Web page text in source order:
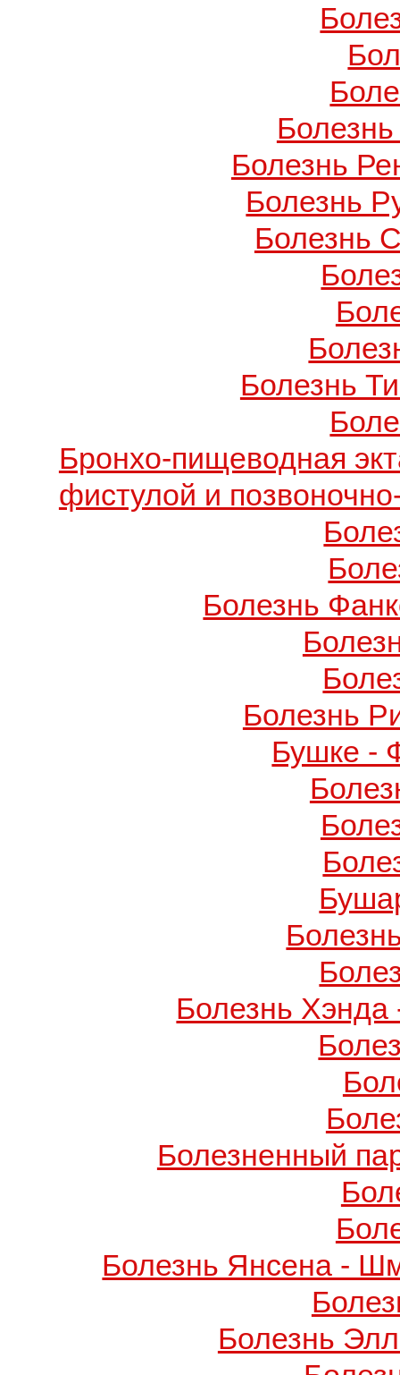
Болезнь
Болезнь
Болезнь
Болезнь
Бронхо-пищеводная
фистулой и
Болезнь
Болезнь
Бушке -
Болезнь
Болезненный
Болезнь Янсена -
Болезнь